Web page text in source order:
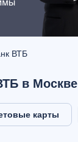
ВТБ
в Москве
карты